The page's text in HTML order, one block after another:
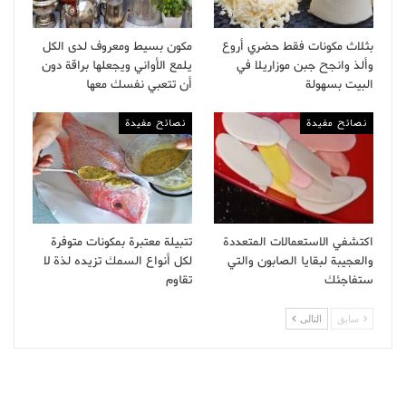
بثلاث مكونات فقط حضري أروع
وألذ وانجح جبن موزاريلا في
البيت بسهولة
مكون بسيط ومعروف لدى الكل
يلمع الأواني ويجعلها براقة دون
أن تتعبي نفسك معها
نصائح مفيدة
اكتشفي الاستعمالات المتعددة
والعجيبة لبقايا الصابون والتي
ستفاجئك
نصائح مفيدة
تتبيلة معتبرة بمكونات متوفرة
لكل أنواع السمك تزيده لذة لا
تقاوم
سابق التالى